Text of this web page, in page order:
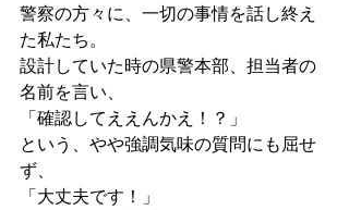
警察の方々に、一切の事情を話し終え
た私たち。
設計していた時の県警本部、担当者の
名前を言い、
「確認してええんかえ！？」
という、やや強調気味の質問にも屈せ
ず、
「大丈夫です！」